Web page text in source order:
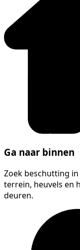
Ga naar binnen
Zoek beschutting
terrein, heuvels en
deuren.